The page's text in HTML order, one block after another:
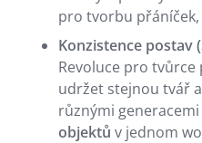
pro tvorbu
Konzistence postav
Revoluce pro
udržet stejnou tvář
různými
objektů v jednom